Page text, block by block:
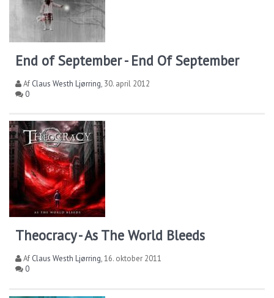
End of September - End Of September
Af Claus Westh Ljørring, 30. april 2012
0
Theocracy - As The World Bleeds
Af Claus Westh Ljørring,16. oktober 2011
0